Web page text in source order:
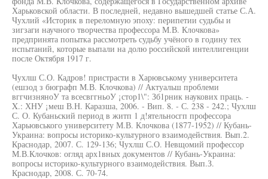
Харьковской области. В последней, недавно вышедшей статье С.А.
Чухлий «Историк в переломную эпоху: перипетии судьбы и
зигзаги научного творчества профессора М.В. Клочкова»
предпринята попытка рассмотреть судьбу учёного в годину тех
испытаний, которые выпали на долю российской интеллигенции
после Октября 1917 г.
Чухлш С.О. Кадров! пристрасти в Харювському университета
(ешзод з бюграфп М.В. Клочкова) // Актуальш проблеми
вггчизняноУ та всесвггньоУ ¡стор1\": Зб1рник наукових праць. -
X.: ХНУ ¡меш В.Н. Каразша, 2006. - Вип. 8. - С. 238 - 242.; Чухлш
С. О. Кубаньский период в житп 1 д!ятельносгп профессора
Харьювського университету М.В. Клочкова (1877-1952) // Кубань-
Украина: вопросы историко-культурного взаимодействия. Вып.2.
Краснодар, 2007. С. 129-136; Чухлш С.О. Невщомий профессор
М.В.Клочков: огляд арх1вных документов // Кубань-Украина:
вопросы историко-культурного взаимодействия. Вып.З.
Краснодар, 2008. С. 70-74.